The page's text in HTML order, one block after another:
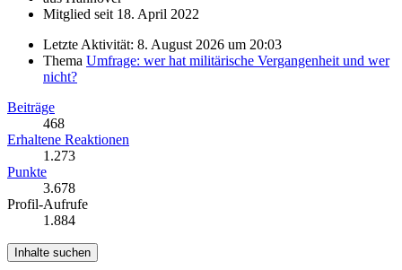
Mitglied seit 18. April 2022
Letzte Aktivität: 8. August 2026 um 20:03
Thema Umfrage: wer hat militärische Vergangenheit und wer
nicht?
Beiträge
468
Erhaltene Reaktionen
1.273
Punkte
3.678
Profil-Aufrufe
1.884
Inhalte suchen